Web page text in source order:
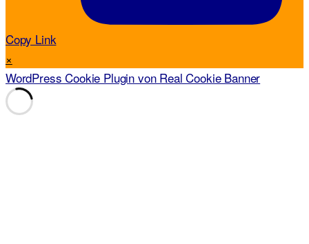
Copy Link
×
WordPress Cookie Plugin von Real Cookie Banner